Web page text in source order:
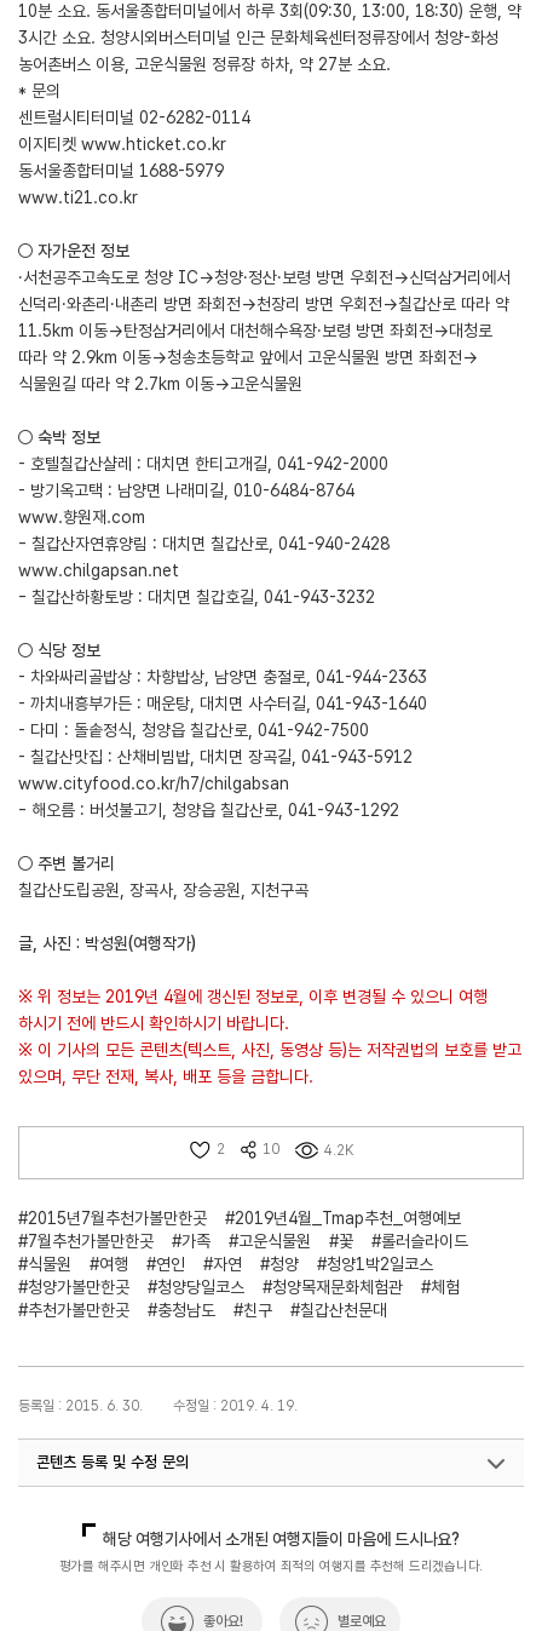
10분 소요. 동서울종합터미널에서 하루 3회(09:30, 13:00, 18:30) 운행, 약
3시간 소요. 청양시외버스터미널 인근 문화체육센터정류장에서 청양-화성
농어촌버스 이용, 고운식물원 정류장 하차, 약 27분 소요.
* 문의
센트럴시티터미널 02-6282-0114
이지티켓 www.hticket.co.kr
동서울종합터미널 1688-5979
www.ti21.co.kr
○ 자가운전 정보
·서천공주고속도로 청양 IC→청양·정산·보령 방면 우회전→신덕삼거리에서
신덕리·와촌리·내촌리 방면 좌회전→천장리 방면 우회전→칠갑산로 따라 약
11.5km 이동→탄정삼거리에서 대천해수욕장·보령 방면 좌회전→대청로
따라 약 2.9km 이동→청송초등학교 앞에서 고운식물원 방면 좌회전→
식물원길 따라 약 2.7km 이동→고운식물원
○ 숙박 정보
- 호텔칠갑산샬레 : 대치면 한티고개길, 041-942-2000
- 방기옥고택 : 남양면 나래미길, 010-6484-8764
www.향원재.com
- 칠갑산자연휴양림 : 대치면 칠갑산로, 041-940-2428
www.chilgapsan.net
- 칠갑산하황토방 : 대치면 칠갑호길, 041-943-3232
○ 식당 정보
- 차와싸리골밥상 : 차향밥상, 남양면 충절로, 041-944-2363
- 까치내흥부가든 : 매운탕, 대치면 사수터길, 041-943-1640
- 다미 : 돌솥정식, 청양읍 칠갑산로, 041-942-7500
- 칠갑산맛집 : 산채비빔밥, 대치면 장곡길, 041-943-5912
www.cityfood.co.kr/h7/chilgabsan
- 해오름 : 버섯불고기, 청양읍 칠갑산로, 041-943-1292
○ 주변 볼거리
칠갑산도립공원, 장곡사, 장승공원, 지천구곡
글, 사진 : 박성원(여행작가)
※ 위 정보는 2019년 4월에 갱신된 정보로, 이후 변경될 수 있으니 여행
하시기 전에 반드시 확인하시기 바랍니다.
※ 이 기사의 모든 콘텐츠(텍스트, 사진, 동영상 등)는 저작권법의 보호를 받고
있으며, 무단 전재, 복사, 배포 등을 금합니다.
2 10 4.2K
#2015년7월추천가볼만한곳
#2019년4월_Tmap추천_여행예보
#7월추천가볼만한곳
#가족 #고운식물원 #꽃
#롤러슬라이드
#식물원
#여행 #연인 #자연 #청양
#청양1박2일코스
#청양가볼만한곳
#청양당일코스 #청양목재문화체험관
#체험
#추천가볼만한곳
#충청남도 #친구 #칠갑산천문대
등록일 : 2015. 6. 30. 수정일 : 2019. 4. 19.
콘텐츠 등록 및 수정 문의
해당 여행기사에서 소개된 여행지들이 마음에 드시나요?
평가를 해주시면 개인화 추천 시 활용하여 최적의 여행지를 추천해 드리겠습니다.
좋아요! 별로예요